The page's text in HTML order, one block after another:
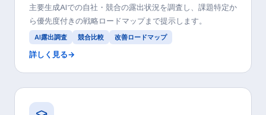
主要生成AIでの自社・競合の露出状況を調査し、課題特定か
ら優先度付きの戦略ロードマップまで提示します。
AI露出調査 競合比較 改善ロードマップ
詳しく見る→